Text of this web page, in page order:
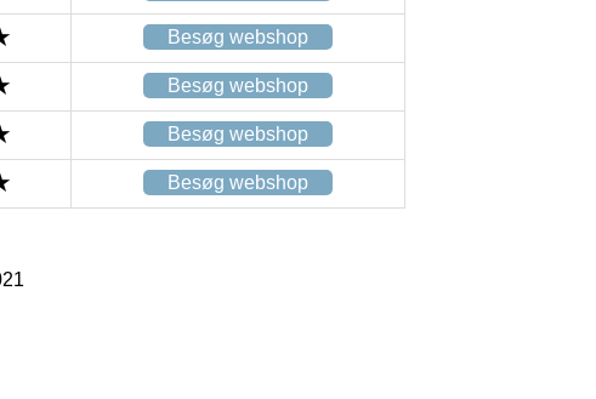
Besøg webshop
Besøg webshop
Besøg webshop
Besøg webshop